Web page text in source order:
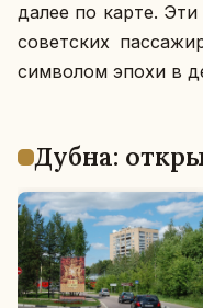
далее по карте.
со­вет­ских
сим­во­лом эпохи в
Дубна: